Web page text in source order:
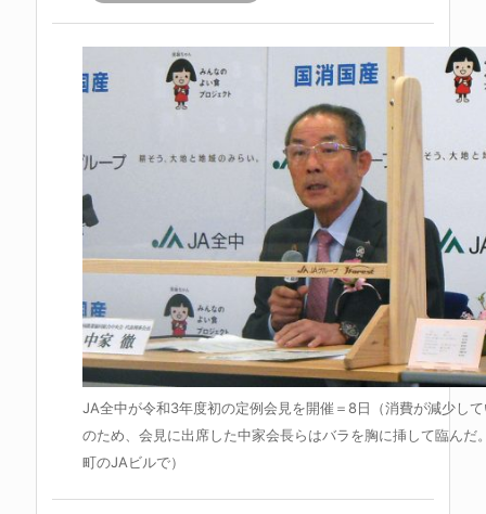
JA全中が令和3年度初の定例会見を開催＝8日（消費が減少し
のため、会見に出席した中家会長らはバラを胸に挿して臨んだ
町のJAビルで）